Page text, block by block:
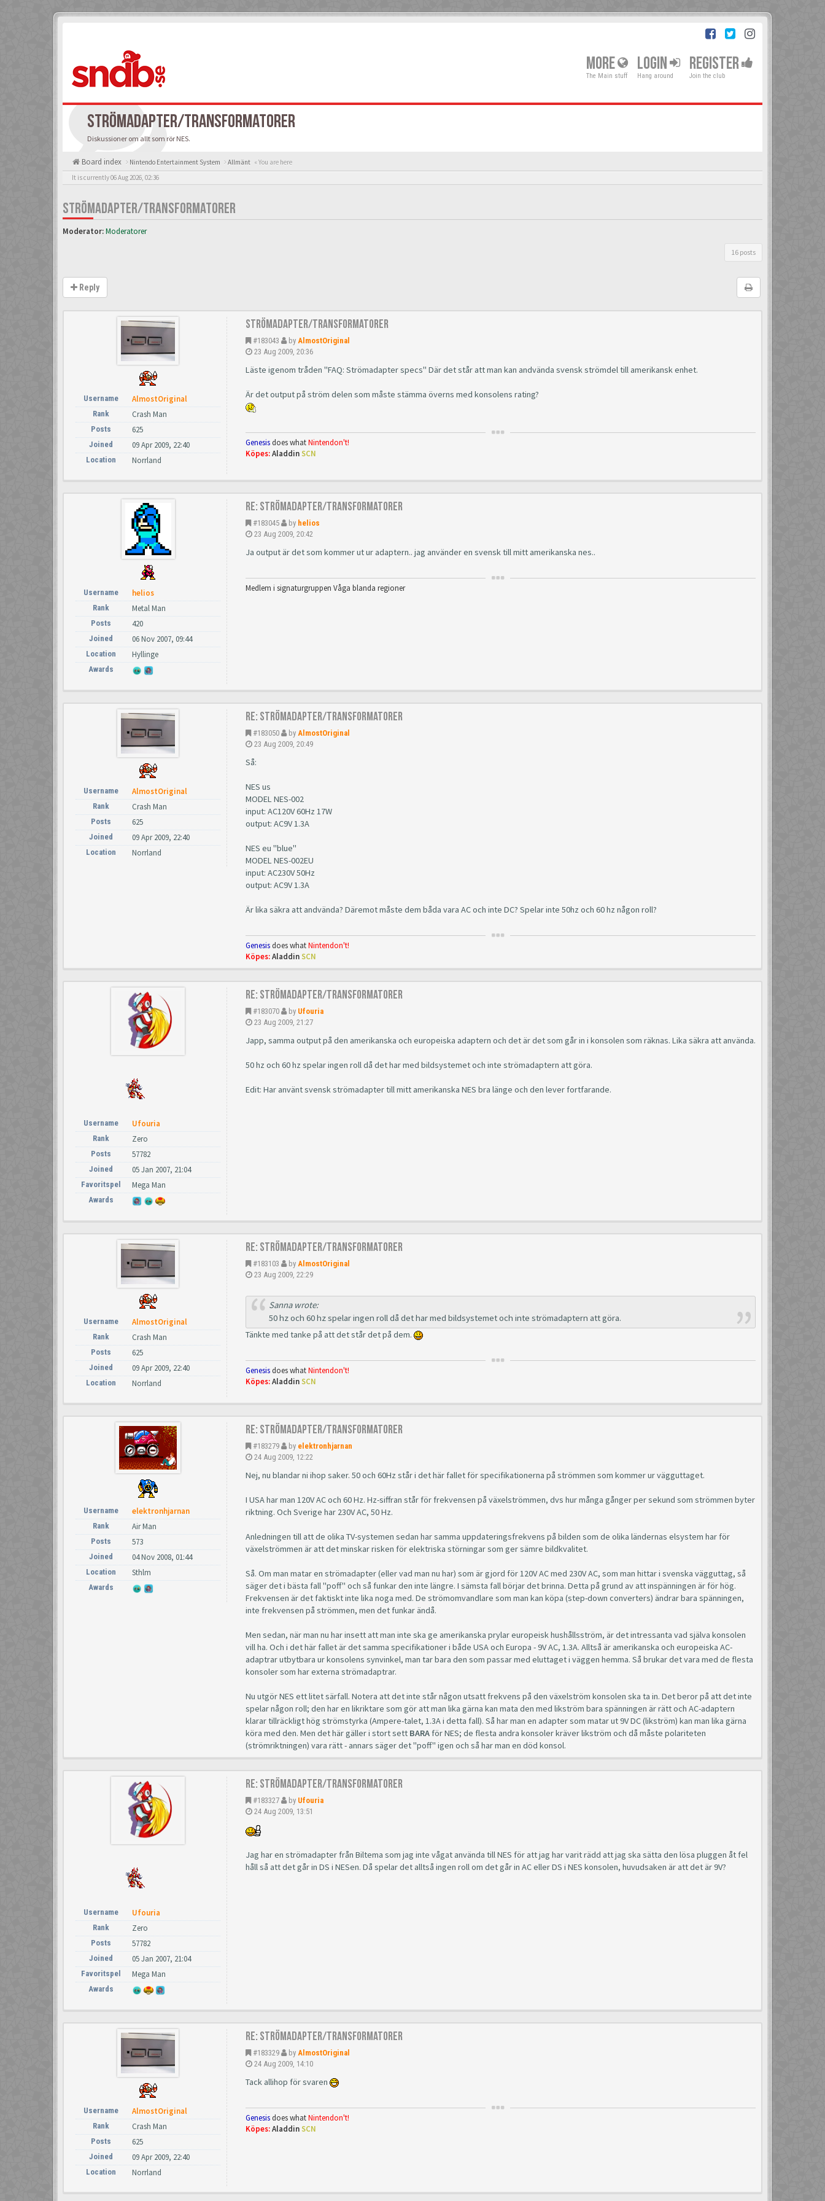
MORE
The Main stuff
LOGIN
Hang around
REGISTER
Join the club
STRÖMADAPTER/TRANSFORMATORER
Diskussioner om allt som rör NES.
Board index Nintendo Entertainment System Allmänt « You are here
It is currently 06 Aug 2026, 02:36
STRÖMADAPTER/TRANSFORMATORER
Moderator:Moderatorer
16 posts
Reply
Strömadapter/Transformatorer
#183043 by AlmostOriginal
23 Aug 2009, 20:36
Läste igenom tråden "FAQ: Strömadapter specs" Där det står att man kan andvända svensk strömdel till amerikansk enhet.
Är det output på ström delen som måste stämma överns med konsolens rating?
Genesis does whatNintendon't!
Köpes:AladdinSCN
Username AlmostOriginal
Rank Crash Man
Posts 625
Joined 09 Apr 2009, 22:40
Location Norrland
Re: Strömadapter/Transformatorer
#183045 by helios
23 Aug 2009, 20:42
Ja output är det som kommer ut ur adaptern.. jag använder en svensk till mitt amerikanska nes..
Medlem i signaturgruppen Våga blanda regioner
Username helios
Rank Metal Man
Posts 420
Joined 06 Nov 2007, 09:44
Location Hyllinge
Awards
Re: Strömadapter/Transformatorer
#183050 by AlmostOriginal
23 Aug 2009, 20:49
Så:
NES us
MODEL NES-002
input: AC120V 60Hz 17W
output: AC9V 1.3A
NES eu "blue"
MODEL NES-002EU
input: AC230V 50Hz
output: AC9V 1.3A
Är lika säkra att andvända? Däremot måste dem båda vara AC och inte DC? Spelar inte 50hz och 60 hz någon roll?
Genesis does whatNintendon't!
Köpes:AladdinSCN
Username AlmostOriginal
Rank Crash Man
Posts 625
Joined 09 Apr 2009, 22:40
Location Norrland
Re: Strömadapter/Transformatorer
#183070 by Ufouria
23 Aug 2009, 21:27
Japp, samma output på den amerikanska och europeiska adaptern och det är det som går in i konsolen som räknas. Lika säkra att använda.
50 hz och 60 hz spelar ingen roll då det har med bildsystemet och inte strömadaptern att göra.
Edit: Har använt svensk strömadapter till mitt amerikanska NES bra länge och den lever fortfarande.
Username Ufouria
Rank Zero
Posts 57782
Joined 05 Jan 2007, 21:04
Favoritspel Mega Man
Awards
Re: Strömadapter/Transformatorer
#183103 by AlmostOriginal
23 Aug 2009, 22:29
Sanna wrote:
50 hz och 60 hz spelar ingen roll då det har med bildsystemet och inte strömadaptern att göra.
Tänkte med tanke på att det står det på dem.
Genesis does whatNintendon't!
Köpes:AladdinSCN
Username AlmostOriginal
Rank Crash Man
Posts 625
Joined 09 Apr 2009, 22:40
Location Norrland
Re: Strömadapter/Transformatorer
#183279 by elektronhjarnan
24 Aug 2009, 12:22
Nej, nu blandar ni ihop saker. 50 och 60Hz står i det här fallet för specifikationerna på strömmen som kommer ur vägguttaget.
I USA har man 120V AC och 60 Hz. Hz-siffran står för frekvensen på växelströmmen, dvs hur många gånger per sekund som strömmen byter
riktning. Och Sverige har 230V AC, 50 Hz.
Anledningen till att de olika TV-systemen sedan har samma uppdateringsfrekvens på bilden som de olika ländernas elsystem har för
växelströmmen är att det minskar risken för elektriska störningar som ger sämre bildkvalitet.
Så. Om man matar en strömadapter (eller vad man nu har) som är gjord för 120V AC med 230V AC, som man hittar i svenska vägguttag, så
säger det i bästa fall "poff" och så funkar den inte längre. I sämsta fall börjar det brinna. Detta på grund av att inspänningen är för hög.
Frekvensen är det faktiskt inte lika noga med. De strömomvandlare som man kan köpa (step-down converters) ändrar bara spänningen,
inte frekvensen på strömmen, men det funkar ändå.
Men sedan, när man nu har insett att man inte ska ge amerikanska prylar europeisk hushållsström, är det intressanta vad själva konsolen
vill ha. Och i det här fallet är det samma specifikationer i både USA och Europa - 9V AC, 1.3A. Alltså är amerikanska och europeiska AC-
adaptrar utbytbara ur konsolens synvinkel, man tar bara den som passar med eluttaget i väggen hemma. Så brukar det vara med de flesta
konsoler som har externa strömadaptrar.
Nu utgör NES ett litet särfall. Notera att det inte står någon utsatt frekvens på den växelström konsolen ska ta in. Det beror på att det inte
spelar någon roll; den har en likriktare som gör att man lika gärna kan mata den med likström bara spänningen är rätt och AC-adaptern
klarar tillräckligt hög strömstyrka (Ampere-talet, 1.3A i detta fall). Så har man en adapter som matar ut 9V DC (likström) kan man lika gärna
köra med den. Men det här gäller i stort sett BARAför NES; de flesta andra konsoler kräver likström och då måste polariteten
(strömriktningen) vara rätt - annars säger det "poff" igen och så har man en död konsol.
Username elektronhjarnan
Rank Air Man
Posts 573
Joined 04 Nov 2008, 01:44
Location Sthlm
Awards
Re: Strömadapter/Transformatorer
#183327 by Ufouria
24 Aug 2009, 13:51
Jag har en strömadapter från Biltema som jag inte vågat använda till NES för att jag har varit rädd att jag ska sätta den lösa pluggen åt fel
håll så att det går in DS i NESen. Då spelar det alltså ingen roll om det går in AC eller DS i NES konsolen, huvudsaken är att det är 9V?
Username Ufouria
Rank Zero
Posts 57782
Joined 05 Jan 2007, 21:04
Favoritspel Mega Man
Awards
Re: Strömadapter/Transformatorer
#183329 by AlmostOriginal
24 Aug 2009, 14:10
Tack allihop för svaren
Genesis does whatNintendon't!
Köpes:AladdinSCN
Username AlmostOriginal
Rank Crash Man
Posts 625
Joined 09 Apr 2009, 22:40
Location Norrland